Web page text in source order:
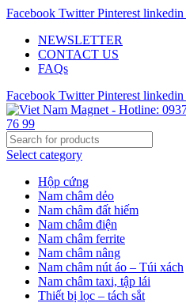
Facebook Twitter Pinterest linkedin
NEWSLETTER
CONTACT US
FAQs
Facebook Twitter Pinterest linkedin
Select category
Hộp cứng
Nam châm dẻo
Nam châm đất hiếm
Nam châm điện
Nam châm ferrite
Nam châm nâng
Nam châm nút áo – Túi xách
Nam châm taxi, tập lái
Thiết bị lọc – tách sắt